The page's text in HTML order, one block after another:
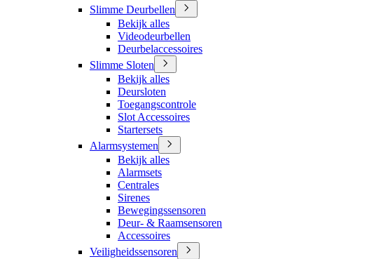
Slimme Deurbellen
Bekijk alles
Videodeurbellen
Deurbelaccessoires
Slimme Sloten
Bekijk alles
Deursloten
Toegangscontrole
Slot Accessoires
Startersets
Alarmsystemen
Bekijk alles
Alarmsets
Centrales
Sirenes
Bewegingssensoren
Deur- & Raamsensoren
Accessoires
Veiligheidssensoren